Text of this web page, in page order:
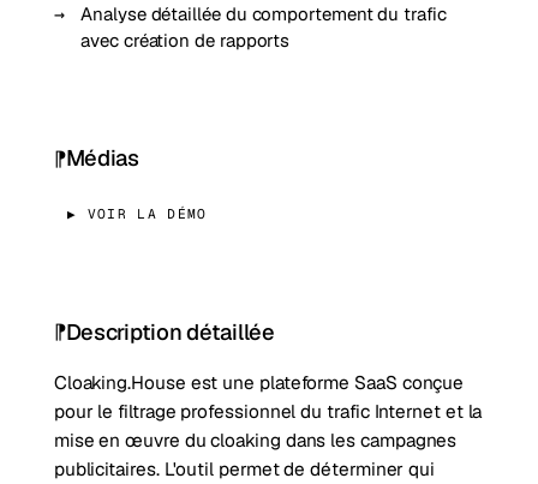
Analyse détaillée du comportement du trafic
avec création de rapports
Médias
▶ VOIR LA DÉMO
Description détaillée
Cloaking.House est une plateforme SaaS conçue
pour le filtrage professionnel du trafic Internet et la
mise en œuvre du cloaking dans les campagnes
publicitaires. L'outil permet de déterminer qui